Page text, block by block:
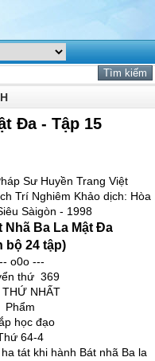
Đa - Tập 15
Sư Huyền Trang Việt
Trí Nghiêm Khảo dịch: Hòa
Sàigòn - 1998
Nhã Ba La Mật Đa
bộ 24 tập)
o0o ---
thứ 369
THỨ NHẤT
Phẩm
học đạo
64-4
tát khi hành Bát nhã Ba la